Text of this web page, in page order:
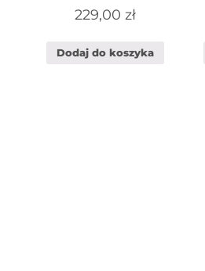
229,00zł
Dodaj do koszyka